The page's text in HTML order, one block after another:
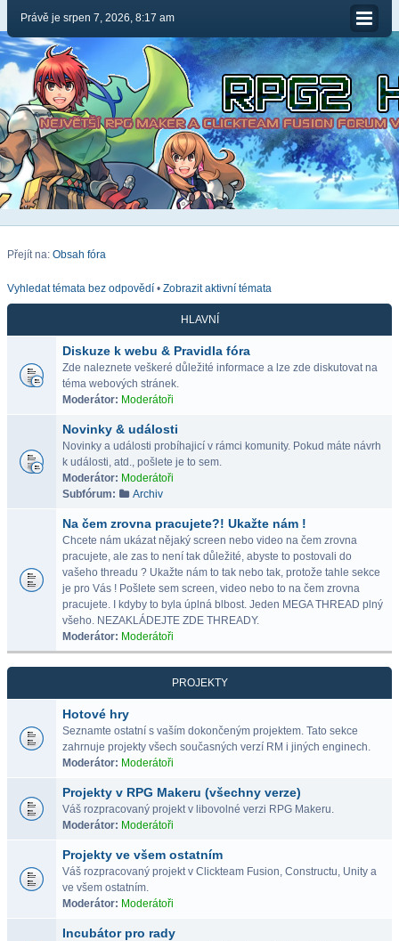
Právě je srpen 7, 2026, 8:17 am
Přejít na: Obsah fóra
Vyhledat témata bez odpovědí • Zobrazit aktivní témata
HLAVNÍ
Diskuze k webu & Pravidla fóra
Zde naleznete veškeré důležité informace a lze zde diskutovat na
téma webových stránek.
Moderátor: Moderátoři
Novinky & události
Novinky a události probíhajicí v rámci komunity. Pokud máte návrh
k události, atd., pošlete je to sem.
Moderátor: Moderátoři
Subfórum:
Archiv
Na čem zrovna pracujete?! Ukažte nám !
Chcete nám ukázat nějaký screen nebo video na čem zrovna
pracujete, ale zas to není tak důležité, abyste to postovali do
vašeho threadu ? Ukažte nám to tak nebo tak, protože tahle sekce
je pro Vás ! Pošlete sem screen, video nebo to na čem zrovna
pracujete. I kdyby to byla úplná blbost. Jeden MEGA THREAD plný
všeho. NEZAKLÁDEJTE ZDE THREADY.
Moderátor: Moderátoři
PROJEKTY
Hotové hry
Seznamte ostatní s vaším dokončeným projektem. Tato sekce
zahrnuje projekty všech současných verzí RM i jiných enginech.
Moderátor: Moderátoři
Projekty v RPG Makeru (všechny verze)
Váš rozpracovaný projekt v libovolné verzi RPG Makeru.
Moderátor: Moderátoři
Projekty ve všem ostatním
Váš rozpracovaný projekt v Clickteam Fusion, Constructu, Unity a
ve všem ostatním.
Moderátor: Moderátoři
Incubátor pro rady